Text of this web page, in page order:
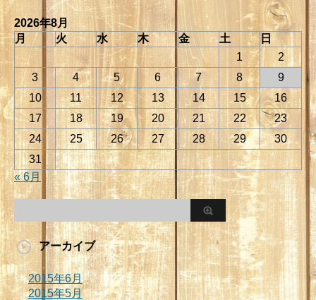
2026年8月
月
火 水 木 金 土
日
1
2
3
4 5 6 7 8
9
10
11 12 13 14 15
16
17
18 19 20 21 22
23
24
25 26 27 28 29
30
31
« 6月
アーカイブ
2015年6月
2015年5月